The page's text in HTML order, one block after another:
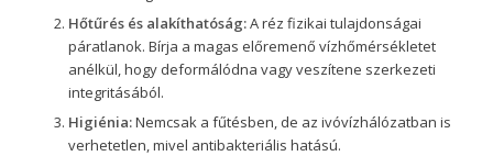
Hőtűrés és alakíthatóság:A réz fizikai tulajdonságai
páratlanok. Bírja a magas előremenő vízhőmérsékletet
anélkül, hogy deformálódna vagy veszítene szerkezeti
integritásából.
Higiénia:Nemcsak a fűtésben, de az ivóvízhálózatban is
verhetetlen, mivel antibakteriális hatású.